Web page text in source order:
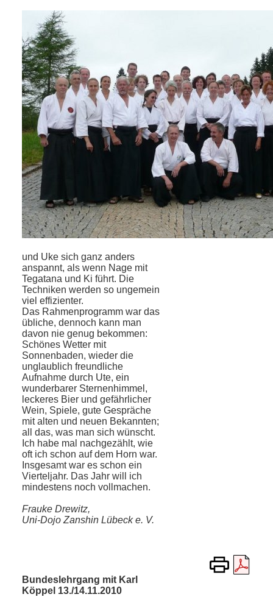
und Uke sich ganz anders
anspannt, als wenn Nage mit
Tegatana und Ki führt. Die
Techniken werden so ungemein
viel effizienter.
Das Rahmenprogramm war das
übliche, dennoch kann man
davon nie genug bekommen:
Schönes Wetter mit
Sonnenbaden, wieder die
unglaublich freundliche
Aufnahme durch Ute, ein
wunderbarer Sternenhimmel,
leckeres Bier und gefährlicher
Wein, Spiele, gute Gespräche
mit alten und neuen Bekannten;
all das, was man sich wünscht.
Ich habe mal nachgezählt, wie
oft ich schon auf dem Horn war.
Insgesamt war es schon ein
Vierteljahr. Das Jahr will ich
mindestens noch vollmachen.
Frauke Drewitz,
Uni-Dojo Zanshin Lübeck e. V.
Bundeslehrgang mit Karl
Köppel 13./14.11.2010